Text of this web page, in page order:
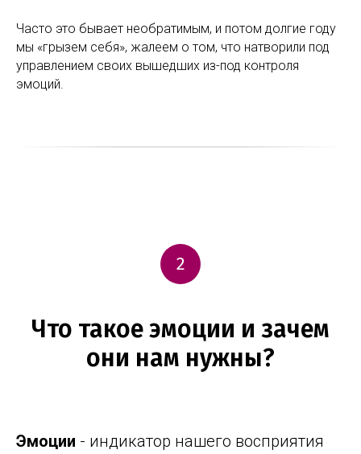
Часто это бывает необратимым, и потом долгие году
мы «грызем себя», жалеем о том, что натворили под
управлением своих вышедших из-под контроля
эмоций.
2
Что такое эмоции и зачем
они нам нужны?
Эмоции - индикатор нашего восприятия